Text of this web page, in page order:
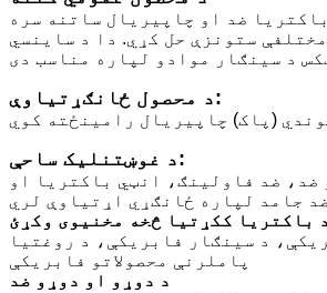
ضد او چاپیریال ساتنه سره
ستونزې حل کړي. دا د ساینسي
د محصول ځانګړتیاوې:
د غوښتنلیک ساحې:
ضد فاولینګ، انټي باکتریا او
د باکتریا ککړتیا څخه مخنیوی وکړئ
د سينګار فابریکې، د روغتیا
پاملرنې محصولاتو فابریکې
د دوړو او دوړو ضد